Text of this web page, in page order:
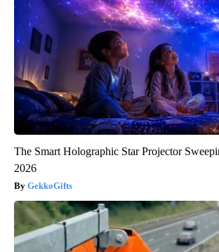
The Smart Holographic Star Projector
2026
GekkoGifts